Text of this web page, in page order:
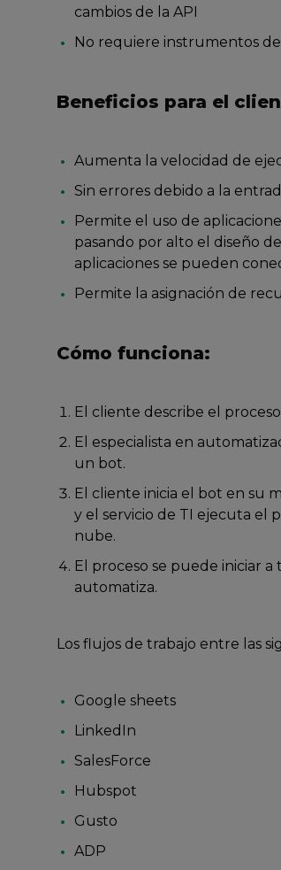
cambios de la API
No requiere instrumentos
Beneficios para el
Aumenta la velocidad de
Sin errores debido a la
Permite el uso de
pasando por alto el diseño
aplicaciones se pueden
Permite la asignación de
Cómo funciona:
El cliente describe el
El especialista en
un bot.
El cliente inicia el bot en su
y el servicio de TI ejecuta el
nube.
El proceso se puede iniciar
automatiza.
Los flujos de trabajo entre las
Google sheets
LinkedIn
SalesForce
Hubspot
Gusto
ADP